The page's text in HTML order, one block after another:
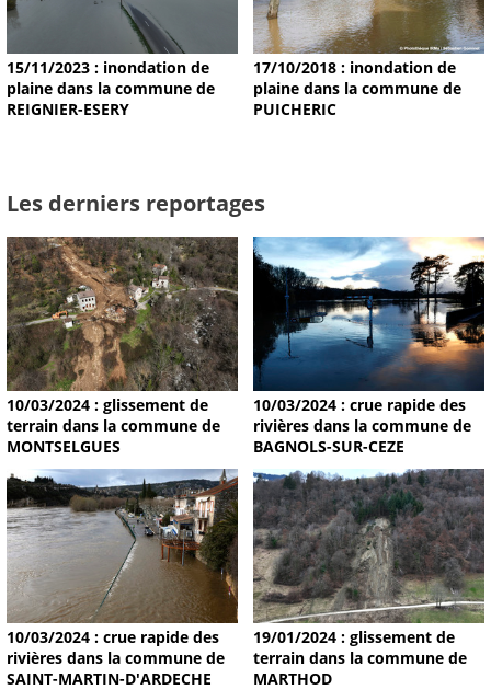
15/11/2023 : inondation de
plaine dans la commune de
REIGNIER-ESERY
17/10/2018 : inondation de
plaine dans la commune de
PUICHERIC
Les derniers reportages
10/03/2024 : glissement de
terrain dans la commune de
MONTSELGUES
10/03/2024 : crue rapide des
rivières dans la commune de
BAGNOLS-SUR-CEZE
10/03/2024 : crue rapide des
rivières dans la commune de
SAINT-MARTIN-D'ARDECHE
19/01/2024 : glissement de
terrain dans la commune de
MARTHOD